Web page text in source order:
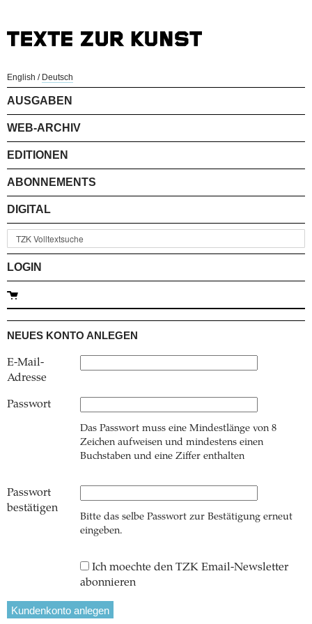
English / Deutsch
AUSGABEN
WEB-ARCHIV
EDITIONEN
ABONNEMENTS
DIGITAL
LOGIN
NEUES KONTO ANLEGEN
E-Mail-
Adresse
Passwort
Das Passwort muss eine Mindestlänge von 8
Zeichen aufweisen und mindestens einen
Buchstaben und eine Ziffer enthalten
Passwort
bestätigen
Bitte das selbe Passwort zur Bestätigung erneut
eingeben.
Ich moechte den TZK Email-Newsletter
abonnieren